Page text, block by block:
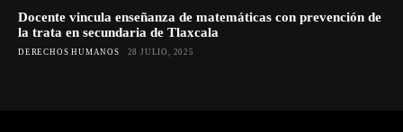
Docente vincula enseñanza de matemáticas con prevención de
la trata en secundaria de Tlaxcala
DERECHOS HUMANOS 28 JULIO, 2025